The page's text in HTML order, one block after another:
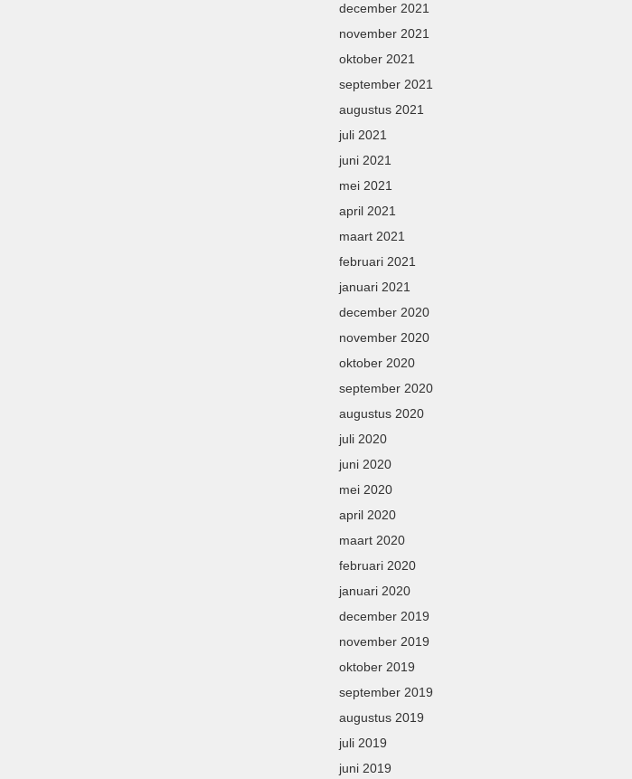
december 2021
november 2021
oktober 2021
september 2021
augustus 2021
juli 2021
juni 2021
mei 2021
april 2021
maart 2021
februari 2021
januari 2021
december 2020
november 2020
oktober 2020
september 2020
augustus 2020
juli 2020
juni 2020
mei 2020
april 2020
maart 2020
februari 2020
januari 2020
december 2019
november 2019
oktober 2019
september 2019
augustus 2019
juli 2019
juni 2019